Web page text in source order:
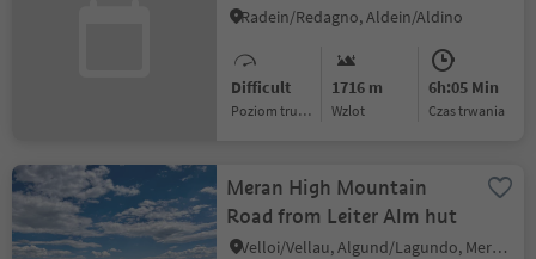
Jochgrimm
Radein/Redagno, Aldein/Aldino
Difficult
Poziom trudności
1716 m
Wzlot
6h:05 Min
czas trwania
Meran High Mountain
Road from Leiter Alm hut
Velloi/Vellau, Algund/Lagundo, Meran/Merano and environs